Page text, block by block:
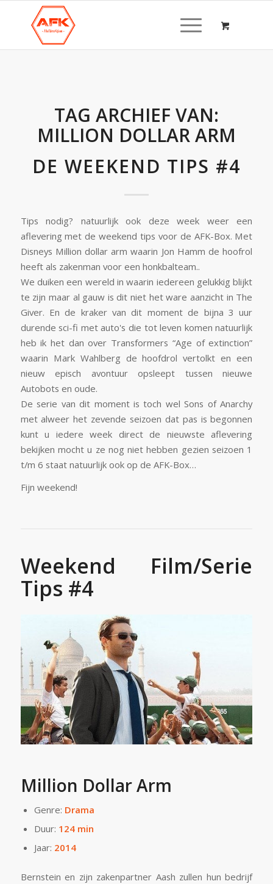
TAG ARCHIEF VAN:
MILLION DOLLAR ARM
DE WEEKEND TIPS #4
Tips nodig? natuurlijk ook deze week weer een
aflevering met de weekend tips voor de AFK-Box. Met
Disneys Million dollar arm waarin Jon Hamm de hoofrol
heeft als zakenman voor een honkbalteam..
We duiken een wereld in waarin iedereen gelukkig blijkt
te zijn maar al gauw is dit niet het ware aanzicht in The
Giver. En de kraker van dit moment de bijna 3 uur
durende sci-fi met auto's die tot leven komen natuurlijk
heb ik het dan over Transformers “Age of extinction”
waarin Mark Wahlberg de hoofdrol vertolkt en een
nieuw episch avontuur opsleept tussen nieuwe
Autobots en oude.
De serie van dit moment is toch wel Sons of Anarchy
met alweer het zevende seizoen dat pas is begonnen
kunt u iedere week direct de nieuwste aflevering
bekijken mocht u ze nog niet hebben gezien seizoen 1
t/m 6 staat natuurlijk ook op de AFK-Box…
Fijn weekend!
Weekend Film/Serie
Tips #4
Million Dollar Arm
Genre: Drama
Duur: 124 min
Jaar: 2014
Bernstein en zijn zakenpartner Aash zullen hun bedrijf